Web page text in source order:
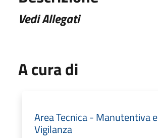
Vedi Allegati
A cura di
Area Tecnica - Manutentiva e
Vigilanza